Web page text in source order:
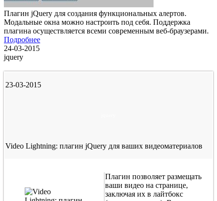
Плагин jQuery для создания функциональных алертов.
Модальные окна можно настроить под себя. Поддержка
плагина осуществляется всеми современным веб-браузерами.
Подробнее
24-03-2015
jquery
23-03-2015
Video Lightning: плагин jQuery для ваших видеоматериалов
Плагин позволяет размещать
ваши видео на странице,
заключая их в лайтбокс